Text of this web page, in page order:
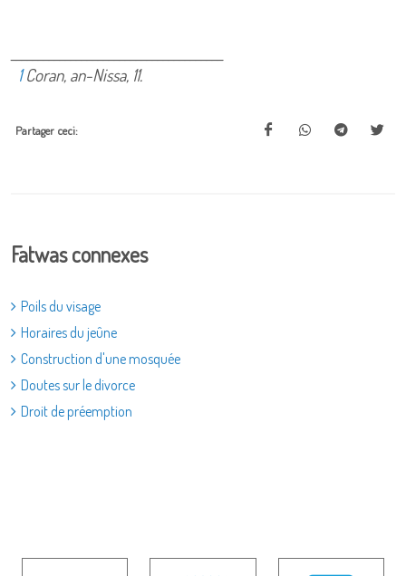
1Coran, an-Nissa, 11.
Partager ceci:
Fatwas connexes
Poils du visage
Horaires du jeûne
Construction d'une mosquée
Doutes sur le divorce
Droit de préemption